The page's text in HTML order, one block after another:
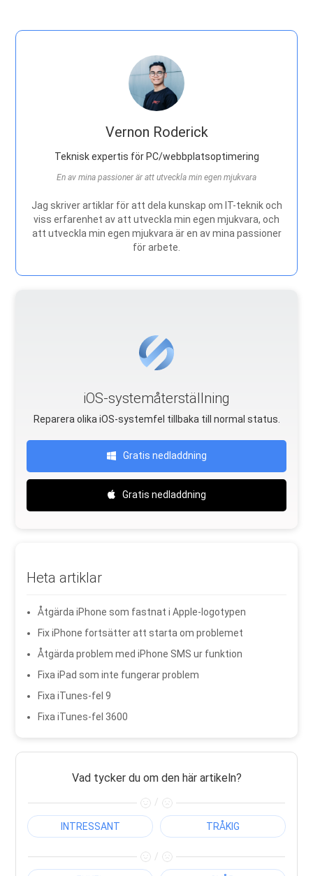
Vernon Roderick
Teknisk expertis för PC/webbplatsoptimering
En av mina passioner är att utveckla min egen mjukvara
Jag skriver artiklar för att dela kunskap om IT-teknik och
viss erfarenhet av att utveckla min egen mjukvara, och
att utveckla min egen mjukvara är en av mina passioner
för arbete.
iOS-systemåterställning
Reparera olika iOS-systemfel tillbaka till normal status.
Gratis nedladdning
Gratis nedladdning
Heta artiklar
Åtgärda iPhone som fastnat i Apple-logotypen
Fix iPhone fortsätter att starta om problemet
Åtgärda problem med iPhone SMS ur funktion
Fixa iPad som inte fungerar problem
Fixa iTunes-fel 9
Fixa iTunes-fel 3600
Vad tycker du om den här artikeln?
/
INTRESSANT TRÅKIG
/